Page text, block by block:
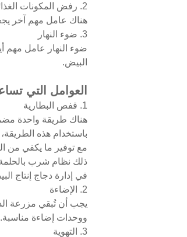
2. رفض المكونات الغذائية المهمة
هناك عامل مهم آخر
3. ضوء النهار
البيض.
العوامل التي
1. قفص البطارية
هناك طريقة واحدة
باستخدام هذه
ذلك نظام شرب
في إدارة دجاج إنتاج
2. الإضاءة
يجب أن تُبقي مزرعة
ووحدات إضاءة مناسبة.
3. التهوية